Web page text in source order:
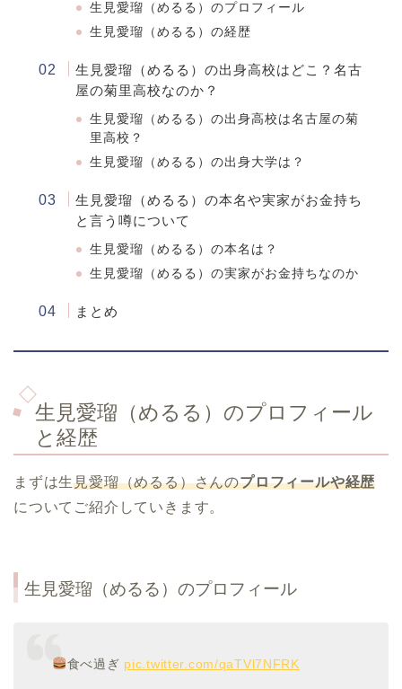
生見愛瑠（めるる）のプロフィール
生見愛瑠（めるる）の経歴
生見愛瑠（めるる）の出身高校はどこ？名古
屋の菊里高校なのか？
生見愛瑠（めるる）の出身高校は名古屋の菊
里高校？
生見愛瑠（めるる）の出身大学は？
生見愛瑠（めるる）の本名や実家がお金持ち
と言う噂について
生見愛瑠（めるる）の本名は？
生見愛瑠（めるる）の実家がお金持ちなのか
まとめ
生見愛瑠（めるる）のプロフィール
と経歴
まずは生見愛瑠（めるる）さんのプロフィールや経歴
についてご紹介していきます。
生見愛瑠（めるる）のプロフィール
食べ過ぎ pic.twitter.com/qaTVl7NFRK